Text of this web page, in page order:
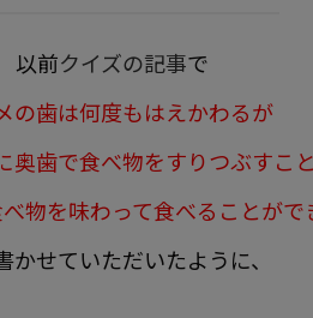
以前クイズの記事で
の歯は何度もはえかわるが
奥歯で食べ物をすりつぶすこ
物を味わって食べることがで
かせていただいたように、